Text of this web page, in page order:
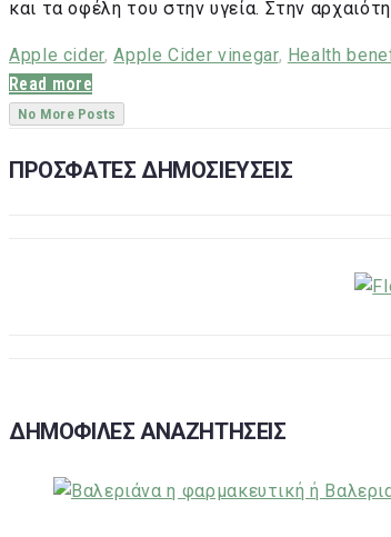
και τα οφέλη του στην υγεία. Στην
Apple cider,Apple Cider vinegar, Health
Read more
No More Posts
ΠΡΟΣΦΑΤΕΣ ΔΗΜΟΣΙΕΥΣΕΙΣ
ΔΗΜΟΦΙΛΕΣ ΑΝΑΖΗΤΗΣΕΙΣ